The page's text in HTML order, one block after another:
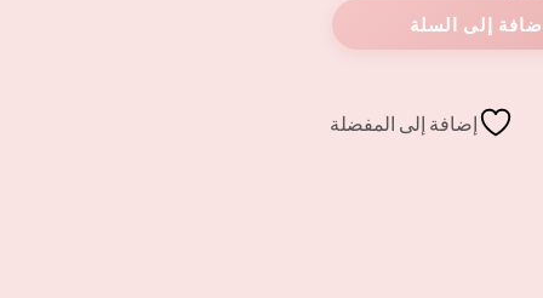
إضافة إلى المفضلة